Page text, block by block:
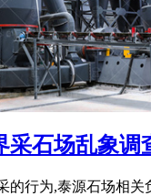
采石场乱象调
的行为,泰源石场相关